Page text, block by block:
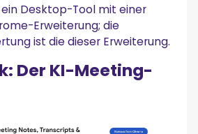
Desktop-Tool mit einer
Erweiterung; die
ist die dieser Erweiterung.
Der KI-Meeting-